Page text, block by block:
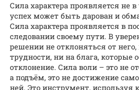
Сила характера проявляется не в
успех может быть дарован и
Сила характера проявляется в
следовании своему пути. В
решении не отклоняться от
трудности, ни на блага, которые
отклонение. Сила воли – это не
а подъём, это не достижение
ней. Это инструмент, используя